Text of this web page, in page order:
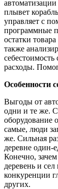
плывет
управляет с
программные
остатки
также
расходы.
Особенности
Выгоды от
одни и те же.
оборудование
самые, люди
же. Сильная
деревне один-
Конечно,
деревень и
конкуренции
других.